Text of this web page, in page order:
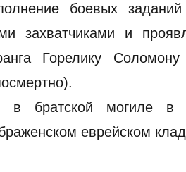
боевых
захватчиками и
Горелику
в братской могиле в
еврейском